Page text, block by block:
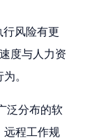
风险有更
度与人力资
。
泛分布的软
远程工作规